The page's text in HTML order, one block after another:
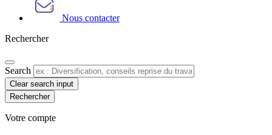
Nous contacter
Rechercher
Search
Clear search input
Votre compte​